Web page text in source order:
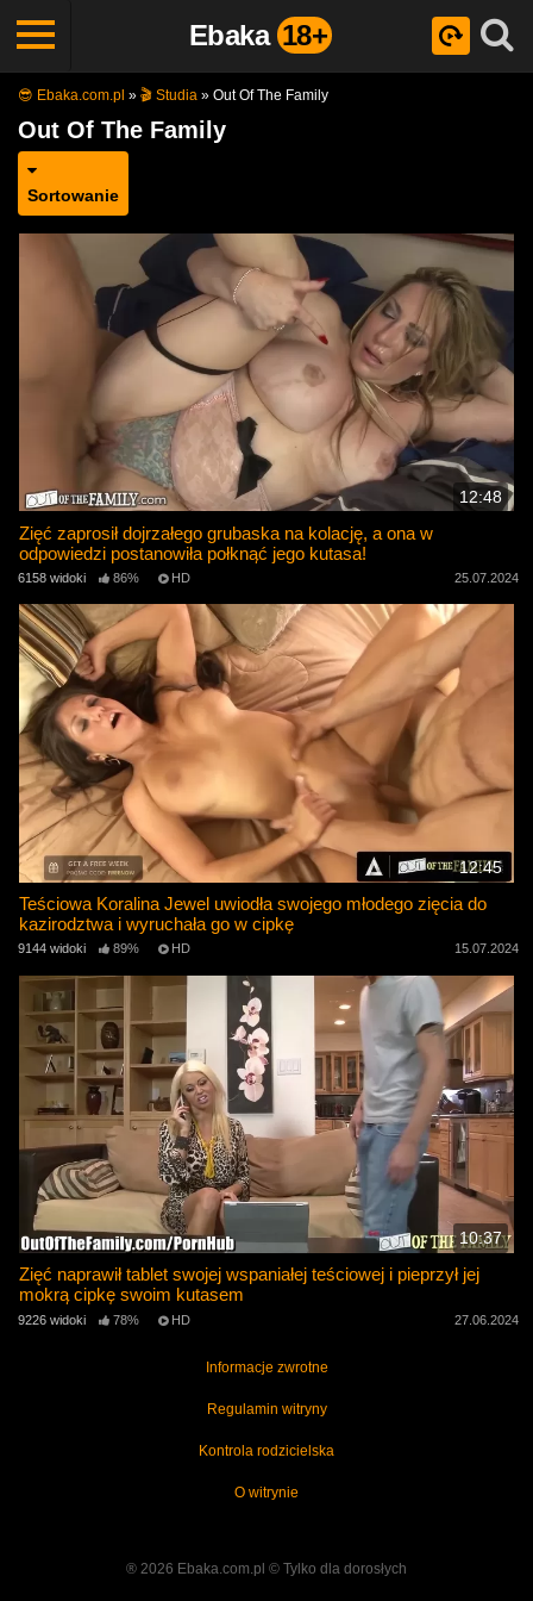
Ebaka 18+
😎 Ebaka.com.pl » 🎬 Studia » Out Of The Family
Out Of The Family
Sortowanie
12:48
Zięć zaprosił dojrzałego grubaska na kolację, a ona w
odpowiedzi postanowiła połknąć jego kutasa!
6158 widoki 86% HD 25.07.2024
12:45
Teściowa Koralina Jewel uwiodła swojego młodego zięcia do
kazirodztwa i wyruchała go w cipkę
9144 widoki 89% HD 15.07.2024
10:37
Zięć naprawił tablet swojej wspaniałej teściowej i pieprzył jej
mokrą cipkę swoim kutasem
9226 widoki 78% HD 27.06.2024
Informacje zwrotne
Regulamin witryny
Kontrola rodzicielska
O witrynie
® 2026 Ebaka.com.pl ©️ Tylko dla dorosłych